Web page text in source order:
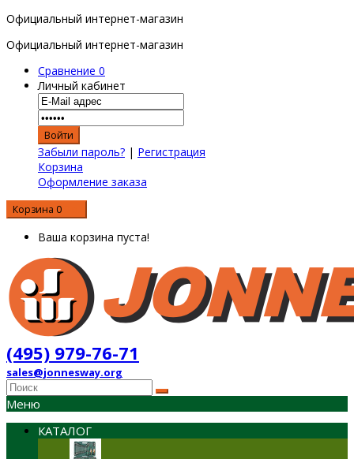
Официальный интернет-магазин
Официальный интернет-магазин
Сравнение 0
Личный кабинет
Забыли пароль? | Регистрация
Корзина
Оформление заказа
Корзина 0
Ваша корзина пуста!
(495) 979-76-71
sales@jonnesway.org
Меню
КАТАЛОГ